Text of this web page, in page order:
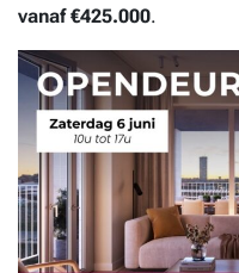
vanaf €425.000.